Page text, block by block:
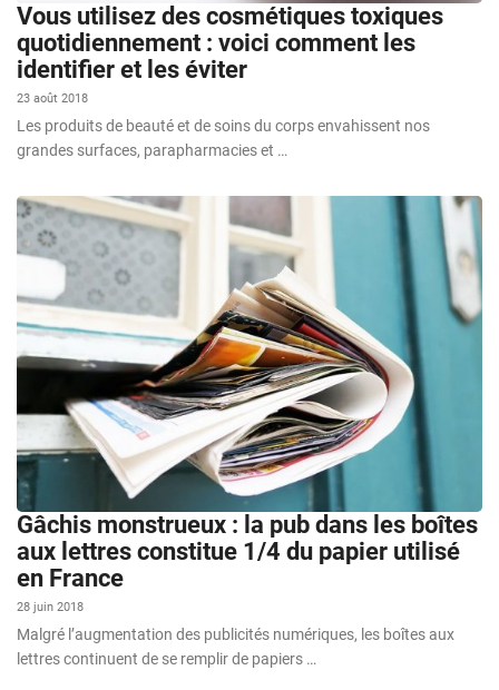
Vous utilisez des cosmétiques toxiques
quotidiennement : voici comment les
identifier et les éviter
23 août 2018
Les produits de beauté et de soins du corps envahissent nos
grandes surfaces, parapharmacies et …
Gâchis monstrueux : la pub dans les boîtes
aux lettres constitue 1/4 du papier utilisé
en France
28 juin 2018
Malgré l’augmentation des publicités numériques, les boîtes aux
lettres continuent de se remplir de papiers …